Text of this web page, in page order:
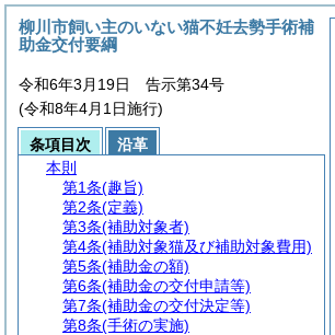
柳川市飼い主のいない猫不妊去勢手術補
助金交付要綱
令和6年3月19日 告示第34号
(令和8年4月1日施行)
条項目次
沿革
本則
第1条(趣旨)
第2条(定義)
第3条(補助対象者)
第4条(補助対象猫及び補助対象費用)
第5条(補助金の額)
第6条(補助金の交付申請等)
第7条(補助金の交付決定等)
第8条(手術の実施)